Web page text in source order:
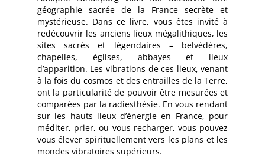
géographie sacrée de la France secrète et
mystérieuse. Dans ce livre, vous êtes invité à
redécouvrir les anciens lieux mégalithiques, les
sites sacrés et légendaires – belvédères,
chapelles, églises, abbayes et lieux
d’apparition. Les vibrations de ces lieux, venant
à la fois du cosmos et des entrailles de la Terre,
ont la particularité de pouvoir être mesurées et
comparées par la radiesthésie. En vous rendant
sur les hauts lieux d’énergie en France, pour
méditer, prier, ou vous recharger, vous pouvez
vous élever spirituellement vers les plans et les
mondes vibratoires supérieurs.